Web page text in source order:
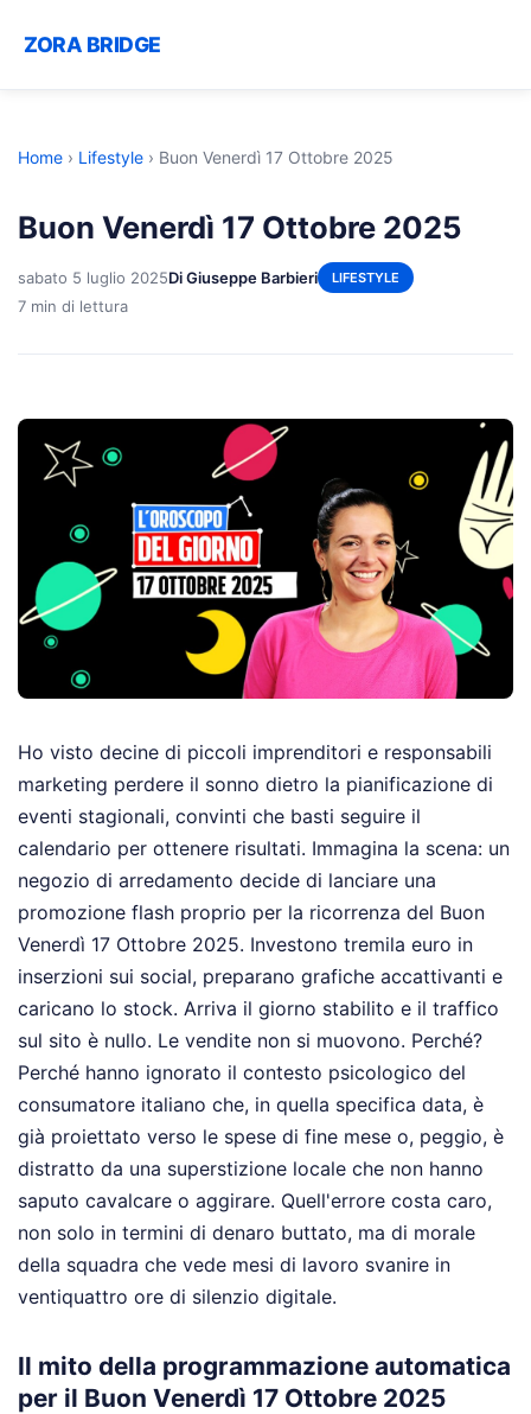
ZORA BRIDGE
Home › Lifestyle › Buon Venerdì 17 Ottobre 2025
Buon Venerdì 17 Ottobre 2025
sabato 5 luglio 2025Di Giuseppe Barbieri LIFESTYLE
7 min di lettura
Ho visto decine di piccoli imprenditori e responsabili
marketing perdere il sonno dietro la pianificazione di
eventi stagionali, convinti che basti seguire il
calendario per ottenere risultati. Immagina la scena: un
negozio di arredamento decide di lanciare una
promozione flash proprio per la ricorrenza del Buon
Venerdì 17 Ottobre 2025. Investono tremila euro in
inserzioni sui social, preparano grafiche accattivanti e
caricano lo stock. Arriva il giorno stabilito e il traffico
sul sito è nullo. Le vendite non si muovono. Perché?
Perché hanno ignorato il contesto psicologico del
consumatore italiano che, in quella specifica data, è
già proiettato verso le spese di fine mese o, peggio, è
distratto da una superstizione locale che non hanno
saputo cavalcare o aggirare. Quell'errore costa caro,
non solo in termini di denaro buttato, ma di morale
della squadra che vede mesi di lavoro svanire in
ventiquattro ore di silenzio digitale.
Il mito della programmazione automatica
per il Buon Venerdì 17 Ottobre 2025